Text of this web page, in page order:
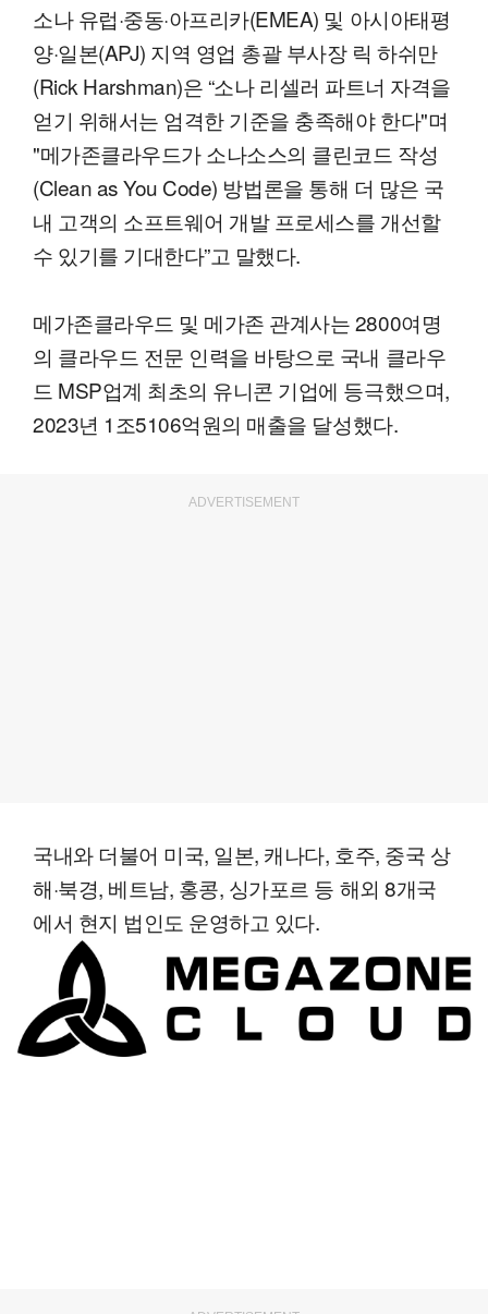
소나 유럽·중동·아프리카(EMEA) 및 아시아태평
양·일본(APJ) 지역 영업 총괄 부사장 릭 하쉬만
(Rick Harshman)은 “소나 리셀러 파트너 자격을
얻기 위해서는 엄격한 기준을 충족해야 한다"며
"메가존클라우드가 소나소스의 클린코드 작성
(Clean as You Code) 방법론을 통해 더 많은 국
내 고객의 소프트웨어 개발 프로세스를 개선할
수 있기를 기대한다”고 말했다.
메가존클라우드 및 메가존 관계사는 2800여명
의 클라우드 전문 인력을 바탕으로 국내 클라우
드 MSP업계 최초의 유니콘 기업에 등극했으며,
2023년 1조5106억원의 매출을 달성했다.
ADVERTISEMENT
국내와 더불어 미국, 일본, 캐나다, 호주, 중국 상
해·북경, 베트남, 홍콩, 싱가포르 등 해외 8개국
에서 현지 법인도 운영하고 있다.